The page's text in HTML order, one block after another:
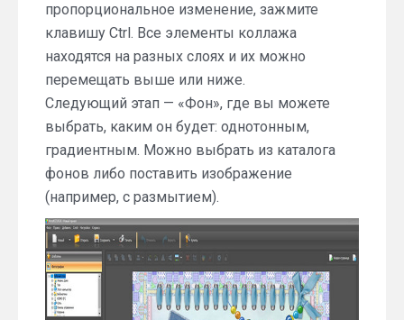
пропорциональное изменение, зажмите
клавишу Ctrl. Все элементы коллажа
находятся на разных слоях и их можно
перемещать выше или ниже.
Следующий этап — «Фон», где вы можете
выбрать, каким он будет: однотонным,
градиентным. Можно выбрать из каталога
фонов либо поставить изображение
(например, с размытием).